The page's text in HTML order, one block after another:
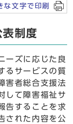
な文字で印刷
表制度
ーズに応じた良
るサービスの質
害者総合支援法
して障害福祉サ
告することを求
された内容を公